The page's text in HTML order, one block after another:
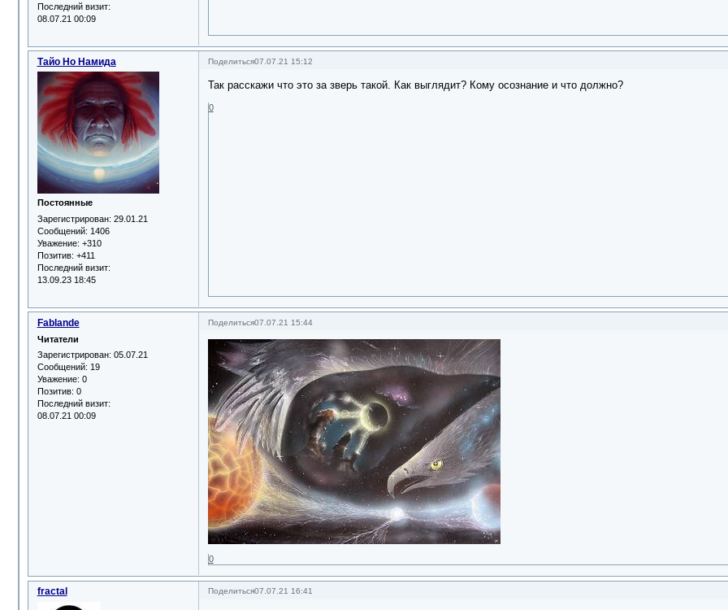
Последний визит:
08.07.21 00:09
Поделиться07.07.21 15:12
Тайо Но Намида
Постоянные
Зарегистрирован: 29.01.21
Сообщений: 1406
Уважение: +310
Позитив: +411
Последний визит:
13.09.23 18:45
Так расскажи что это за зверь такой. Как выглядит? Кому осознание и что должно?
0
Поделиться07.07.21 15:44
Fablande
Читатели
Зарегистрирован: 05.07.21
Сообщений: 19
Уважение: 0
Позитив: 0
Последний визит:
08.07.21 00:09
0
Поделиться07.07.21 16:41
fractal